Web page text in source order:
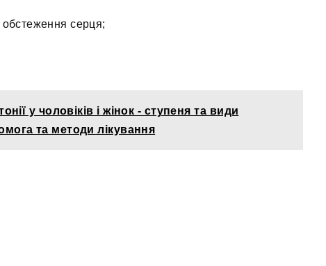
обстеження серця;
у чоловіків і жінок - ступеня та види
та методи лікування